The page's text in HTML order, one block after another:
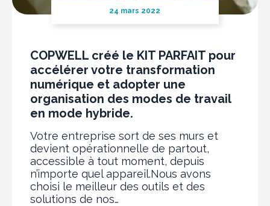
24 mars 2022
COPWELL créé le KIT PARFAIT pour
accélérer votre transformation
numérique et adopter une
organisation des modes de travail
en mode hybride.
Votre entreprise sort de ses murs et
devient opérationnelle de partout,
accessible à tout moment, depuis
n’importe quel appareil.Nous avons
choisi le meilleur des outils et des
solutions de nos…